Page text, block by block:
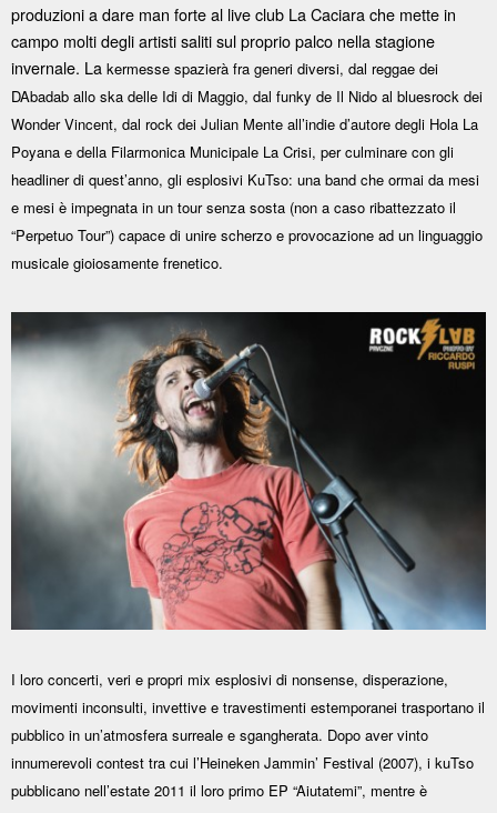
produzioni a dare man forte al live club La Caciara che mette in
campo molti degli artisti saliti sul proprio palco nella stagione
invernale. La kermesse spazierà fra generi diversi, dal reggae dei
DAbadab allo ska delle Idi di Maggio, dal funky de Il Nido al bluesrock dei
Wonder Vincent, dal rock dei Julian Mente all’indie d’autore degli Hola La
Poyana e della Filarmonica Municipale La Crisi, per culminare con gli
headliner di quest’anno, gli esplosivi KuTso: una band che ormai da mesi
e mesi è impegnata in un tour senza sosta (non a caso ribattezzato il
“Perpetuo Tour”) capace di unire scherzo e provocazione ad un linguaggio
musicale gioiosamente frenetico.
I loro concerti, veri e propri mix esplosivi di nonsense, disperazione,
movimenti inconsulti, invettive e travestimenti estemporanei trasportano il
pubblico in un’atmosfera surreale e sgangherata. Dopo aver vinto
innumerevoli contest tra cui l’Heineken Jammin’ Festival (2007), i kuTso
pubblicano nell’estate 2011 il loro primo EP “Aiutatemi”, mentre è